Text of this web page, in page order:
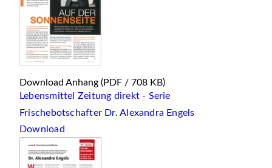
Download Anhang (PDF / 708 KB)
Lebensmittel Zeitung direkt - Serie
Frischebotschafter Dr. Alexandra Engels
Download